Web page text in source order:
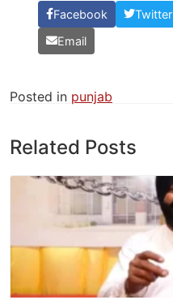
Facebook Twitter
Email
Posted in punjab
Related Posts